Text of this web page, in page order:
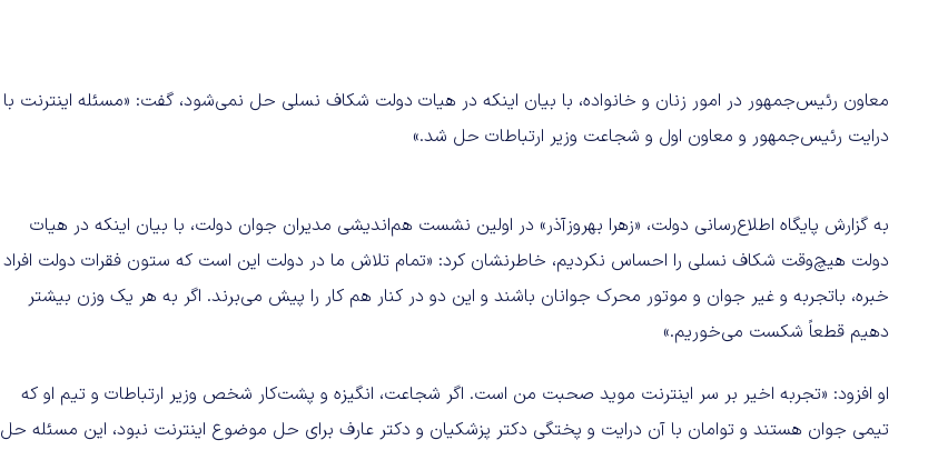
معاون رئیس‌جمهور در امور زنان و خانواده، با بیان اینکه در هیات دولت شکاف نسلی حل نمی‌شود، گفت: «مسئله اینترنت با
درایت رئیس‌جمهور و معاون اول و شجاعت وزیر ارتباطات حل شد.»
به گزارش پایگاه اطلاع‌رسانی دولت، «زهرا بهروزآذر» در اولین نشست هم‌اندیشی مدیران جوان دولت، با بیان اینکه در هیات
دولت هیچ‌وقت شکاف نسلی را احساس نکردیم، خاطرنشان کرد: «تمام تلاش ما در دولت این است که ستون فقرات دولت افراد
خبره، باتجربه و غیر جوان و موتور محرک جوانان باشند و این دو در کنار هم کار را پیش می‌برند. اگر به هر یک وزن بیشتر
دهیم قطعاً شکست می‌خوریم.»
او افزود: «تجربه اخیر بر سر اینترنت موید صحبت من است. اگر شجاعت، انگیزه و پشت‌کار شخص وزیر ارتباطات و تیم او که
تیمی جوان هستند و توامان با آن درایت و پختگی دکتر پزشکیان و دکتر عارف برای حل موضوع اینترنت نبود، این مسئله حل